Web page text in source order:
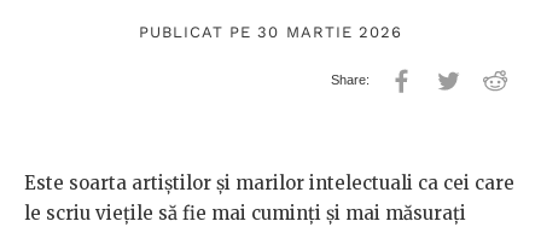
PUBLICAT PE 30 MARTIE 2026
Este soarta artiștilor și marilor intelectuali ca cei care
le scriu viețile să fie mai cuminți și mai măsurați